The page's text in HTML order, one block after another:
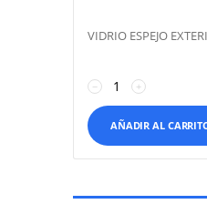
VIDRIO ESPEJO
+
−
AÑADIR AL